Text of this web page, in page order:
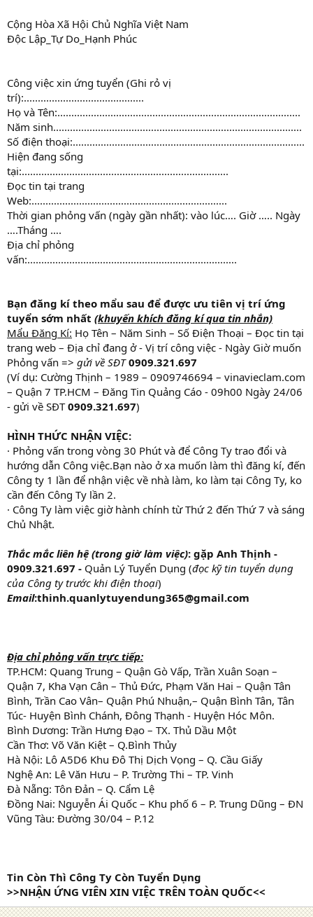
Cộng Hòa Xã Hội Chủ Nghĩa Việt Nam
Độc Lập_Tự Do_Hạnh Phúc
Công việc xin ứng tuyển (Ghi rỏ vị
trí):...........................................
Họ và Tên:.......................................................................................
Năm sinh.........................................................................................
Số điện thoại:...................................................................................
Hiện đang sống
tại:..........................................................................
Đọc tin tại trang
Web:......................................................................
Thời gian phỏng vấn (ngày gần nhất): vào lúc…. Giờ ….. Ngày
….Tháng ….
Địa chỉ phỏng
vấn:...........................................................................
Bạn đăng kí theo mẩu sau để được ưu tiên vị trí ứng
tuyển sớm nhất (khuyến khích đăng kí qua tin nhắn)
Mẩu Đăng Kí: Họ Tên – Năm Sinh – Số Điện Thoại – Đọc tin tại
trang web – Địa chỉ đang ở - Vị trí công việc - Ngày Giờ muốn
Phỏng vấn => gửi về SĐT 0909.321.697
(Ví dụ: Cường Thịnh – 1989 – 0909746694 – vinavieclam.com
– Quận 7 TP.HCM – Đăng Tin Quảng Cáo - 09h00 Ngày 24/06
- gửi về SĐT0909.321.697)
HÌNH THỨC NHẬN VIỆC:
· Phỏng vấn trong vòng 30 Phút và để Công Ty trao đổi và
hướng dẫn Công việc.Bạn nào ở xa muốn làm thì đăng kí, đến
Công ty 1 lần để nhận việc về nhà làm, ko làm tại Công Ty, ko
cần đến Công Ty lần 2.
· Công Ty làm việc giờ hành chính từ Thứ 2 đến Thứ 7 và sáng
Chủ Nhật.
Thắc mắc liên hệ (trong giờ làm việc): gặp Anh Thịnh -
0909.321.697 - Quản Lý Tuyển Dụng (đọc kỹ tin tuyển dụng
của Công ty trước khi điện thoại)
Email:thinh.quanlytuyendung365@gmail.com
Địa chỉ phỏng vấn trực tiếp:
TP.HCM: Quang Trung – Quận Gò Vấp, Trần Xuân Soạn –
Quận 7, Kha Vạn Cân – Thủ Đức, Phạm Văn Hai – Quận Tân
Bình, Trần Cao Vân– Quận Phú Nhuận,– Quận Bình Tân, Tân
Túc- Huyện Bình Chánh, Đông Thạnh - Huyện Hóc Môn.
Bình Dương: Trần Hưng Đạo – TX. Thủ Dầu Một
Cần Thơ: Võ Văn Kiệt – Q.Bình Thủy
Hà Nội: Lô A5D6 Khu Đô Thị Dịch Vọng – Q. Cầu Giấy
Nghệ An: Lê Văn Hưu – P. Trường Thi – TP. Vinh
Đà Nẵng: Tôn Đản – Q. Cẩm Lệ
Đồng Nai: Nguyễn Ái Quốc – Khu phố 6 – P. Trung Dũng – ĐN
Vũng Tàu: Đường 30/04 – P.12
Tin Còn Thì Công Ty Còn Tuyển Dụng
>>NHẬN ỨNG VIÊN XIN VIỆC TRÊN TOÀN QUỐC<<